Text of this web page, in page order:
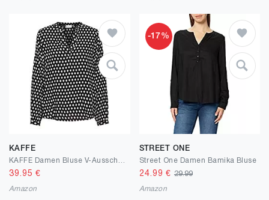
KAFFE
39.95 €
Amazon
-17%
STREET ONE
Street One Damen Bamika Bluse
24.99 € 29.99
Amazon